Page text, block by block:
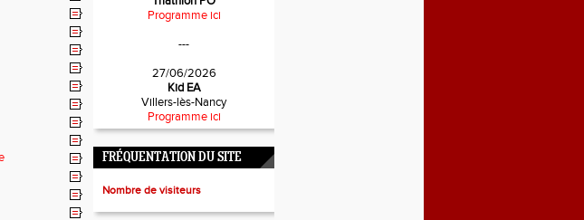
Programme ici
---
27/06/2026
Kid EA
Villers-lès-Nancy
Programme ici
FRÉQUENTATION DU SITE
Nombre de visiteurs